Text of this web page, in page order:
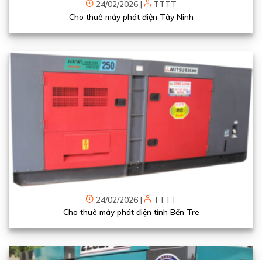
24/02/2026 |
TTTT
Cho thuê máy phát điện Tây Ninh
24/02/2026 |
TTTT
Cho thuê máy phát điện tỉnh Bến Tre